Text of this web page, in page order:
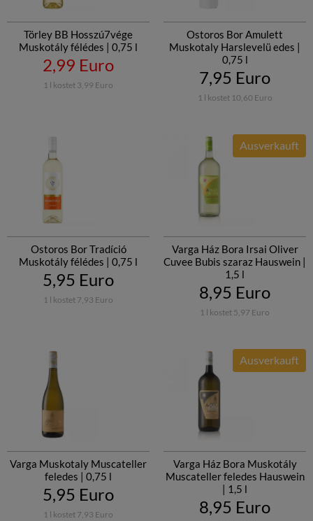
Törley BB Hosszú7vége
Muskotály félédes | 0,75 l
2,99 Euro
1 l kostet 3,99 Euro
Ostoros Bor Amulett
Muskotaly Harslevelü edes |
0,75 l
7,95 Euro
1 l kostet 10,60 Euro
Ostoros Bor Tradíció
Muskotály félédes | 0,75 l
5,95 Euro
1 l kostet 7,93 Euro
Varga Ház Bora Irsai Oliver
Cuvee Bubis szaraz Hauswein |
1,5 l
Ausverkauft
8,95 Euro
1 l kostet 5,97 Euro
Varga Muskotaly Muscateller
feledes | 0,75 l
5,95 Euro
1 l kostet 7,93 Euro
Varga Ház Bora Muskotály
Muscateller feledes Hauswein
| 1,5 l
Ausverkauft
8,95 Euro